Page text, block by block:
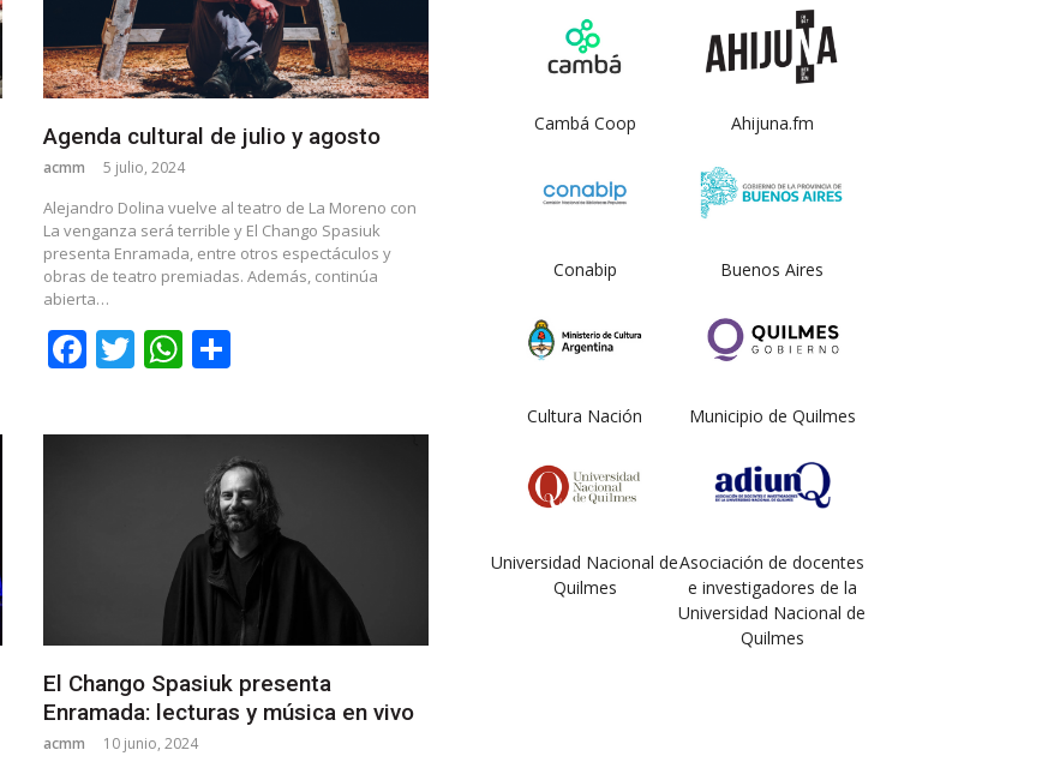
Agenda cultural de julio y agosto
acmm 5 julio, 2024
Alejandro Dolina vuelve al teatro de La Moreno con
La venganza será terrible y El Chango Spasiuk
presenta Enramada, entre otros espectáculos y
obras de teatro premiadas. Además, continúa
abierta…
Facebook
Twitter
WhatsApp
Share
El Chango Spasiuk presenta
Enramada: lecturas y música en vivo
acmm 10 junio, 2024
Cambá Coop Ahijuna.fm
Conabip Buenos Aires
Cultura Nación Municipio de Quilmes
Universidad Nacional de
Quilmes
Asociación de docentes
e investigadores de la
Universidad Nacional de
Quilmes